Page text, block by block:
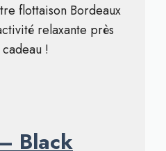
flottaison Bordeaux
relaxante près
!
Black